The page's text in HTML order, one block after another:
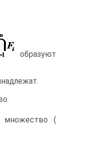
образуют
множество (